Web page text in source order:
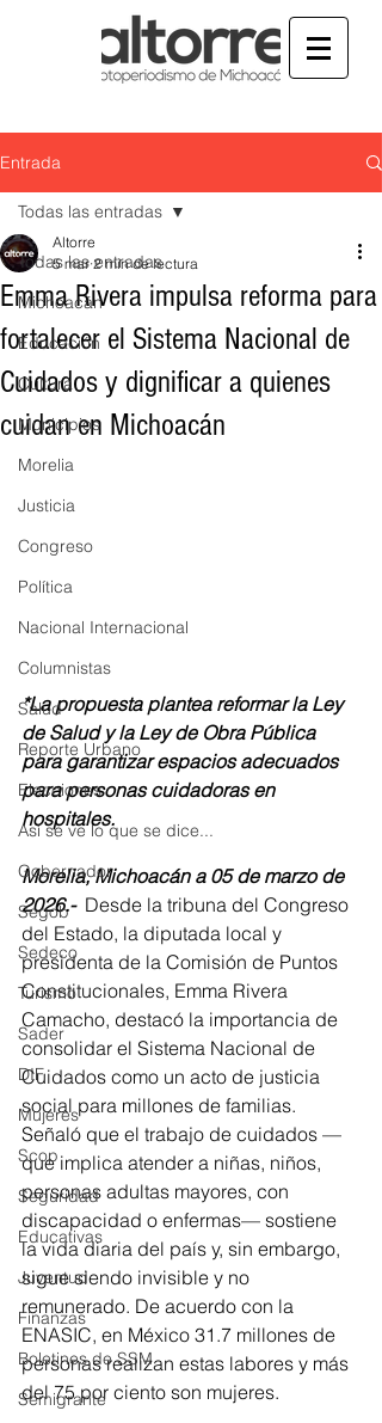
Entrada
Todas las entradas
Michoacán
Educación
Cultura
Municipios
Morelia
Justicia
Congreso
Política
Nacional Internacional
Columnistas
Salud
Reporte Urbano
Elecciones
Así se ve lo que se dice...
Gobernador
Segob
Sedeco
Turismo
Sader
DIF
Mujeres
Scop
Seguridad
Educativas
Juventud
Finanzas
Boletines de SSM
Semigrante
Todas las entradas
Emma Rivera impulsa reforma para
fortalecer el Sistema Nacional de
Cuidados y dignificar a quienes
cuidan en Michoacán
Altorre
5 mar 2 min de lectura
*La propuesta plantea reformar la Ley
de Salud y la Ley de Obra Pública
para garantizar espacios adecuados
para personas cuidadoras en
hospitales.
Morelia, Michoacán a 05 de marzo de
2026.-
  Desde la tribuna del Congreso
del Estado, la diputada local y
presidenta de la Comisión de Puntos
Constitucionales, Emma Rivera
Camacho, destacó la importancia de
consolidar el Sistema Nacional de
Cuidados como un acto de justicia
social para millones de familias.
Señaló que el trabajo de cuidados —
que implica atender a niñas, niños,
personas adultas mayores, con
discapacidad o enfermas— sostiene
la vida diaria del país y, sin embargo,
sigue siendo invisible y no
remunerado. De acuerdo con la
ENASIC, en México 31.7 millones de
personas realizan estas labores y más
del 75 por ciento son mujeres.